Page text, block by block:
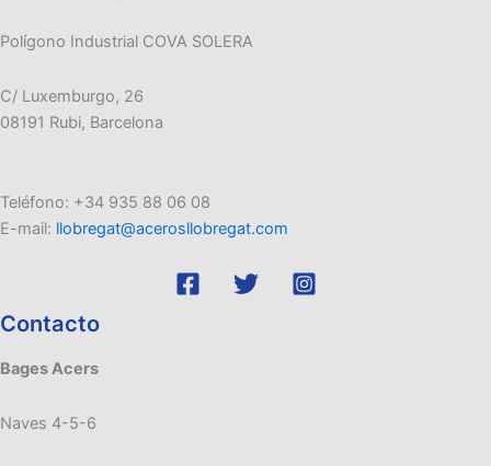
Polígono Industrial COVA SOLERA
C/ Luxemburgo, 26
08191 Rubi, Barcelona
Teléfono: +34 935 88 06 08
E-mail: llobregat@acerosllobregat.com
Contacto
Bages Acers
Naves 4-5-6